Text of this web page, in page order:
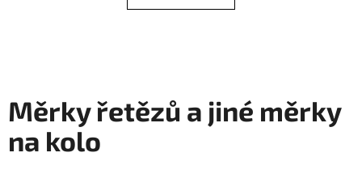
d
v
Měrky řetězů a jiné měrky
na kolo